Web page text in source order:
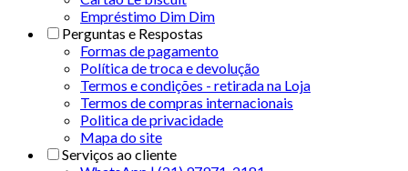
Empréstimo Dim Dim
Perguntas e Respostas
Formas de pagamento
Política de troca e devolução
Termos e condições - retirada na Loja
Termos de compras internacionais
Politica de privacidade
Mapa do site
Serviços ao cliente